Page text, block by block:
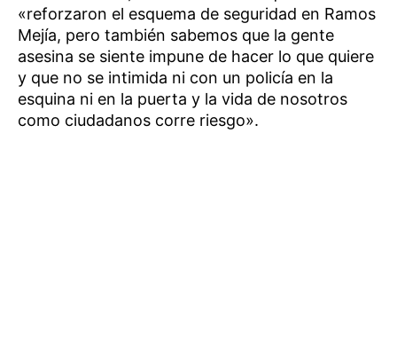
«reforzaron el esquema de seguridad en Ramos
Mejía, pero también sabemos que la gente
asesina se siente impune de hacer lo que quiere
y que no se intimida ni con un policía en la
esquina ni en la puerta y la vida de nosotros
como ciudadanos corre riesgo».